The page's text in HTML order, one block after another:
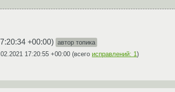
+00:00) автор топика
17:20:55 +00:00 (всего исправлений: 1 )